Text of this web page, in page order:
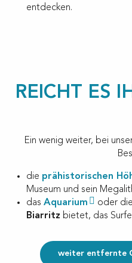
entdecken.
REICHT ES
Ein wenig weiter, bei
die prähistorischen
Museum und sein
das Aquarium oder die
Biarritz bietet, das
weiter entfernte